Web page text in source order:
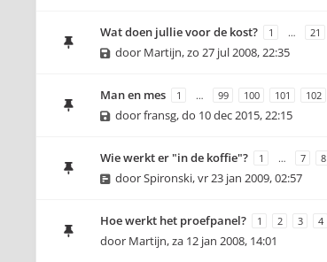
Wat doen jullie voor de kost? 1 … 21
door Martijn,zo 27 jul 2008, 22:35
Man en mes 1 … 99 100 101 102
doorfransg,do 10 dec 2015, 22:15
Wie werkt er "in de koffie"? 1 … 7 8
doorSpironski,vr 23 jan 2009, 02:57
Hoe werkt het proefpanel? 1 2 3 4
door Martijn,za 12 jan 2008, 14:01